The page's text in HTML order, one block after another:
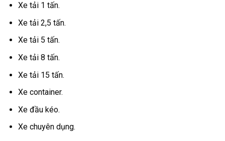
Xe tải 1 tấn.
Xe tải 2,5 tấn.
Xe tải 5 tấn.
Xe tải 8 tấn.
Xe tải 15 tấn.
Xe container.
Xe đầu kéo.
Xe chuyên dụng.